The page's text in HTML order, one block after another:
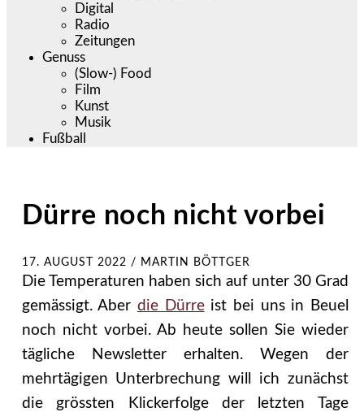
Digital
Radio
Zeitungen
Genuss
(Slow-) Food
Film
Kunst
Musik
Fußball
Dürre noch nicht vorbei
17. AUGUST 2022 / MARTIN BÖTTGER
Die Temperaturen haben sich auf unter 30 Grad
gemässigt. Aber die Dürreist bei uns in Beuel
noch nicht vorbei. Ab heute sollen Sie wieder
tägliche Newsletter erhalten. Wegen der
mehrtägigen Unterbrechung will ich zunächst
die grössten Klickerfolge der letzten Tage